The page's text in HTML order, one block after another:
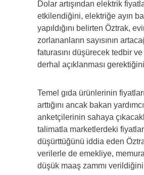
Dolar artışından elektrik
etkilendiğini, elektriğe ayın
yapıldığını belirten Öztrak,
zorlananların sayısının
faturasını düşürecek tedbir
derhal açıklanması
Temel gıda ürünlerinin
arttığını ancak bakan
anketçilerinin sahaya
talimatla marketlerdeki
düşürttüğünü iddia eden
verilerle de emekliye,
düşük maaş zammı